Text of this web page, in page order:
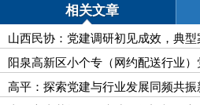
相关文章
山西民协：党建调研初见成效，典型
阳泉高新区小个专（网约配送行业）
赛道”
高平：探索党建与行业发展同频共振